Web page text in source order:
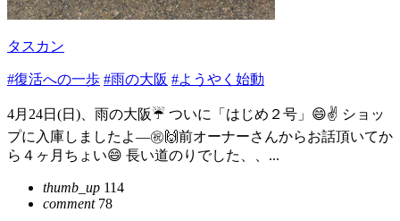
タスカン
#復活への一歩 #雨の大阪 #ようやく始動
4月24日(日)、雨の大阪☔ ついに「はじめ２号」😄✌ ショッ
プに入庫しましたよ―㊗🙌前オーナーさんからお話頂いてか
ら４ヶ月ちょい😄 長い道のりでした、、...
thumb_up 114
comment78